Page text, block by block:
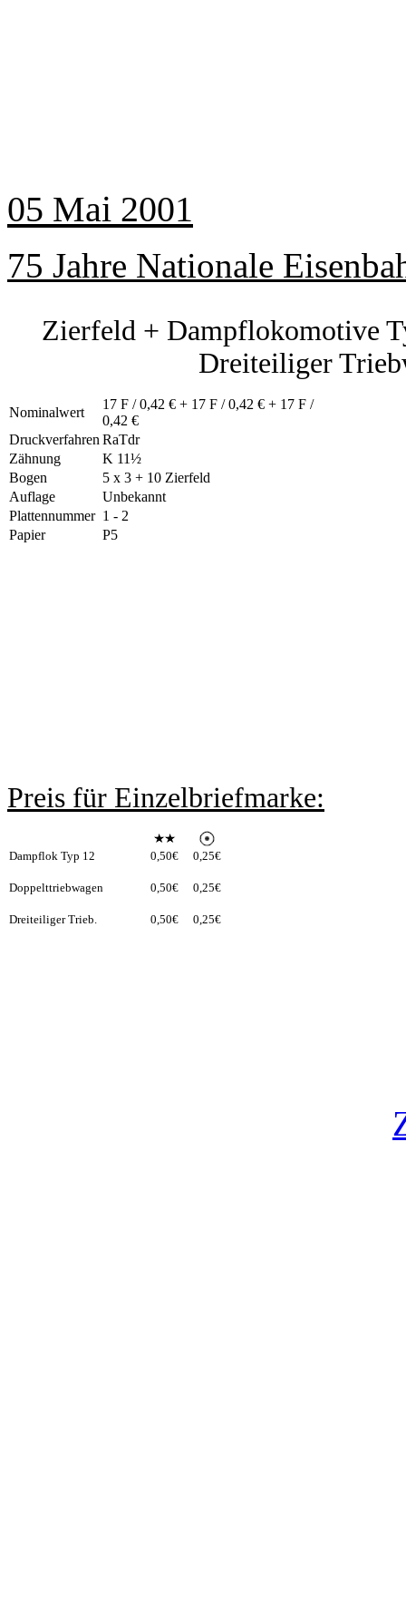
05 Mai 2001
75 Jahre Nationale
Zierfeld + Dampflokomotive
Dreiteiliger
Nominalwert
17 F / 0,42 € + 17 F / 0,42 € + 17 F /
0,42 €
Druckverfahren RaTdr
Zähnung
K 11½
Bogen
5 x 3 + 10 Zierfeld
Auflage
Unbekannt
Plattennummer 1 - 2
Papier
P5
Preis für Einzelbriefmarke:
Dampflok Typ 12 0,50€ 0,25€
Doppelttriebwagen 0,50€ 0,25€
Dreiteiliger Trieb. 0,50€ 0,25€